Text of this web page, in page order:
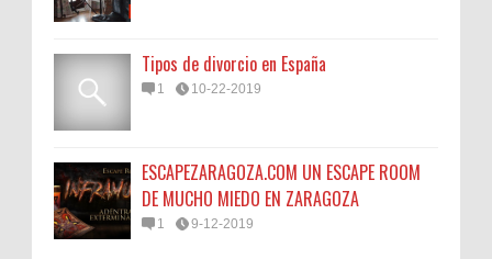
Tipos de divorcio en España
1 10-22-2019
ESCAPEZARAGOZA.COM UN ESCAPE ROOM
DE MUCHO MIEDO EN ZARAGOZA
1 9-12-2019